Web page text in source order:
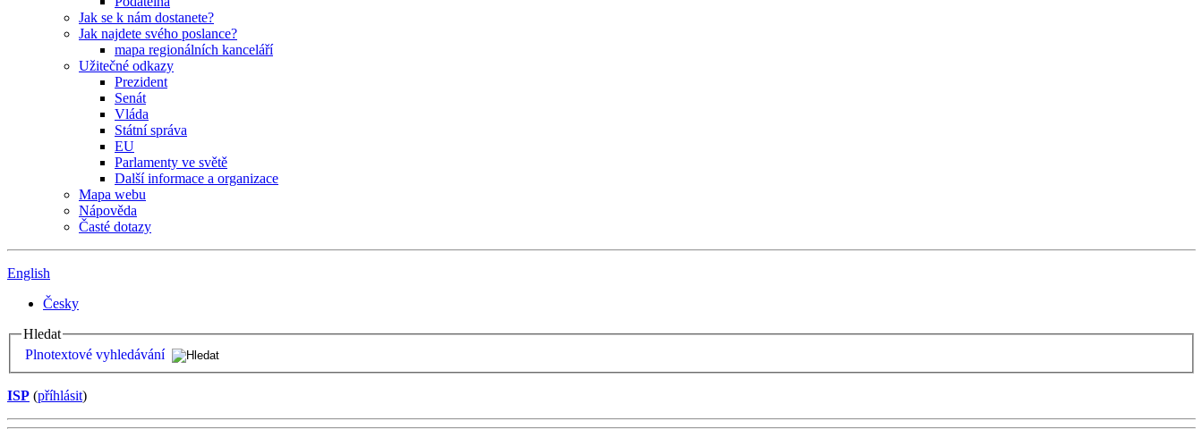
Jak se k nám dostanete?
Jak najdete svého poslance?
mapa regionálních kanceláří
Užitečné odkazy
Prezident
Senát
Vláda
Státní správa
EU
Parlamenty ve světě
Další informace a organizace
Mapa webu
Nápověda
Časté dotazy
English
Česky
Hledat
Plnotextové vyhledávání
ISP (příhlásit)